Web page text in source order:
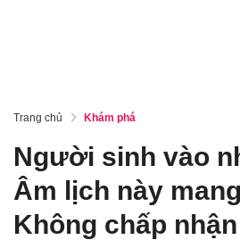
Trang chủ Khám phá
Người sinh vào
Âm lịch này
Không chấp